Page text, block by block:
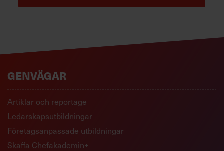
GENVÄGAR
Artiklar och reportage
Ledarskapsutbildningar
Företagsanpassade utbildningar
Skaffa Chefakademin+